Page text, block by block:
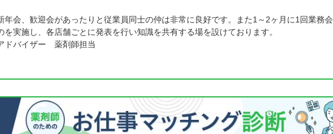
年会、歓迎会があったりと従業員同士の仲は非常に良好です。また1～2ヶ月に1回業務会
を実施し、各店舗ごとに発表を行い知識を共有する場を設けております。
ドバイザー 薬剤師担当